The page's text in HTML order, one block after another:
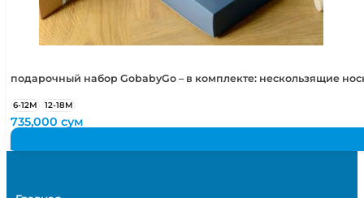
подарочный набор GobabyGo – в комплекте: нескользящие
6-12М 12-18М
735,000сум